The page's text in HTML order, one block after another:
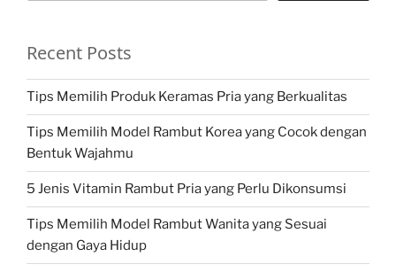
Recent Posts
Tips Memilih Produk Keramas Pria yang Berkualitas
Tips Memilih Model Rambut Korea yang Cocok dengan
Bentuk Wajahmu
5 Jenis Vitamin Rambut Pria yang Perlu Dikonsumsi
Tips Memilih Model Rambut Wanita yang Sesuai
dengan Gaya Hidup